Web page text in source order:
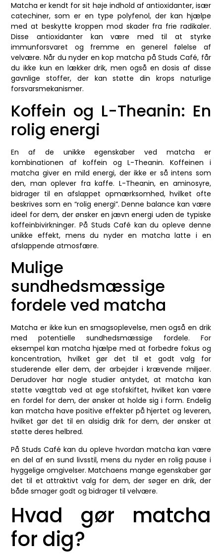
Matcha er kendt for sit høje indhold af antioxidanter, især
catechiner, som er en type polyfenol, der kan hjælpe
med at beskytte kroppen mod skader fra frie radikaler.
Disse antioxidanter kan være med til at styrke
immunforsvaret og fremme en generel følelse af
velvære. Når du nyder en kop matcha på Studs Café, får
du ikke kun en lækker drik, men også en dosis af disse
gavnlige stoffer, der kan støtte din krops naturlige
forsvarsmekanismer.
Koffein og L-Theanin: En
rolig energi
En af de unikke egenskaber ved matcha er
kombinationen af koffein og L-Theanin. Koffeinen i
matcha giver en mild energi, der ikke er så intens som
den, man oplever fra kaffe. L-Theanin, en aminosyre,
bidrager til en afslappet opmærksomhed, hvilket ofte
beskrives som en “rolig energi”. Denne balance kan være
ideel for dem, der ønsker en jævn energi uden de typiske
koffeinbivirkninger. På Studs Café kan du opleve denne
unikke effekt, mens du nyder en matcha latte i en
afslappende atmosfære.
Mulige
sundhedsmæssige
fordele ved matcha
Matcha er ikke kun en smagsoplevelse, men også en drik
med potentielle sundhedsmæssige fordele. For
eksempel kan matcha hjælpe med at forbedre fokus og
koncentration, hvilket gør det til et godt valg for
studerende eller dem, der arbejder i krævende miljøer.
Derudover har nogle studier antydet, at matcha kan
støtte vægttab ved at øge stofskiftet, hvilket kan være
en fordel for dem, der ønsker at holde sig i form. Endelig
kan matcha have positive effekter på hjertet og leveren,
hvilket gør det til en alsidig drik for dem, der ønsker at
støtte deres helbred.
På Studs Café kan du opleve hvordan matcha kan være
en del af en sund livsstil, mens du nyder en rolig pause i
hyggelige omgivelser. Matchaens mange egenskaber gør
det til et attraktivt valg for dem, der søger en drik, der
både smager godt og bidrager til velvære.
Hvad gør matcha
for dig?